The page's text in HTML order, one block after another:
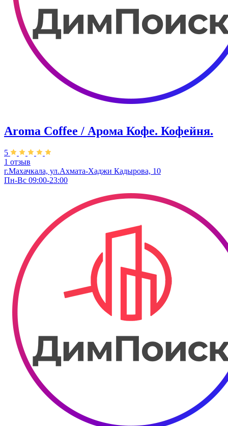
Aroma Coffee / Арома Кофе. Кофейня.
5
1 отзыв
г.Махачкала, ​ул.Ахмата-Хаджи Кадырова, 10
Пн-Вс 09:00-23:00